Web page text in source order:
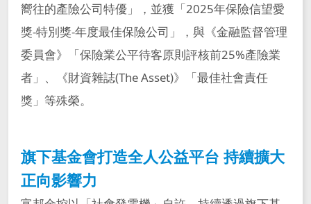
嚮往的產險公司特優」，並獲「2025年保險信望愛
獎-特別獎-年度最佳保險公司」，與《金融監督管理
委員會》「保險業公平待客原則評核前25%產險業
者」、《財資雜誌(The Asset)》「最佳社會責任
獎」等殊榮。
旗下基金會打造全人公益平台 持續擴大
正向影響力